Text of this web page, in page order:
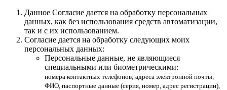
Данное Согласие дается на обработку персональных
данных, как без использования средств автоматизации,
так и с их использованием.
Согласие дается на обработку следующих моих
персональных данных:
Персональные данные, не являющиеся
специальными или биометрическими:
номера контактных телефонов; адреса электронной почты;
ФИО, паспортные данные (серия, номер, адрес регистрации),